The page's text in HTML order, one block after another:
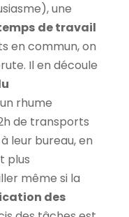
une
de travail
en commun, on
Il en découle
rhume
de transports
leur bureau, en
plus
même si la
des